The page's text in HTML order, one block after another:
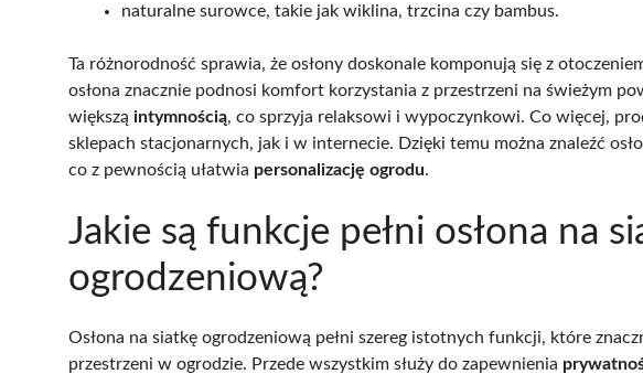
naturalne surowce, takie jak wiklina, trzcina czy bambus.
Ta różnorodność sprawia, że osłony doskonale komponują się z
osłona znacznie podnosi komfort korzystania z przestrzeni na świeżym
większą intymnością, co sprzyja relaksowi i wypoczynkowi. Co więcej,
sklepach stacjonarnych, jak i w internecie. Dzięki temu można znaleźć
co z pewnością ułatwia personalizację ogrodu.
Jakie są funkcje pełni osłona na
ogrodzeniową?
Osłona na siatkę ogrodzeniową pełni szereg istotnych funkcji, które
przestrzeni w ogrodzie. Przede wszystkim służy do zapewnienia